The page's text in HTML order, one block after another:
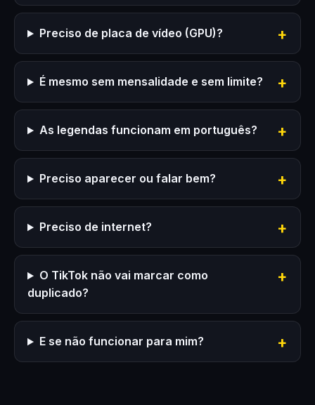
Preciso de placa de vídeo (GPU)?
É mesmo sem mensalidade e sem limite?
As legendas funcionam em português?
Preciso aparecer ou falar bem?
Preciso de internet?
O TikTok não vai marcar como
duplicado?
E se não funcionar para mim?